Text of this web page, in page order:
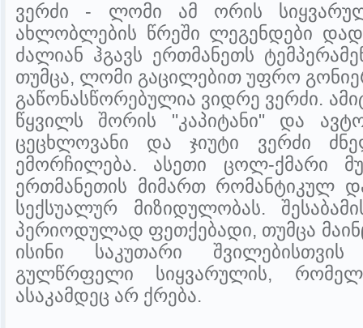
ვერძი - ლომი ამ ორის
ახლობლების წრეში ლეგენდები
ძალიან ჰგავს ერთმანეთს
თუმცა, ლომი გაცილებით უფრო
გაწონასწორებულია ვიდრე ვერძი.
წყვილს შორის "კაპიტანი" და
ცეცხლოვანი და ჯიუტი ვერძი
ემორჩილება. ასეთი ცოლ-ქმარი
ერთმანეთის მიმართ რომანტიკულ
სექსუალურ მიზიდულობას.
პერიოდულად ფეთქებადი, თუმცა
ისინი საკუთარი
გულწრფელი სიყვარულის,
ასაკამდეც არ ქრება.